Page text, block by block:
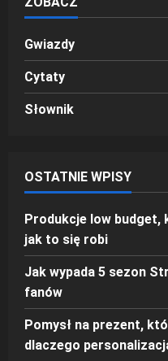
Gwiazdy
Cytaty
Słownik
OSTATNIE WPISY
Produkcje low
jak to się robi
Jak wypada 5 sezon
fanów
Pomysł na prezent,
dlaczego